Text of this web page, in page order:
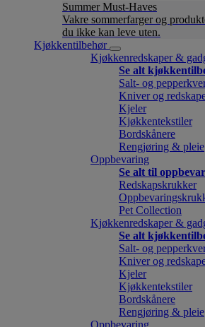
Summer Must-Haves
Vakre sommerfarger og
du ikke kan leve uten.
Kjøkkentilbehør
Kjøkkenredskaper &
Se alt
Salt- og
Kniver og
Kjeler
Kjøkkentekstiler
Bordskånere
Rengjøring & pleie
Oppbevaring
Se alt til
Redskapskrukker
Pet Collection
Kjøkkenredskaper &
Se alt
Salt- og
Kniver og
Kjeler
Kjøkkentekstiler
Bordskånere
Rengjøring & pleie
Oppbevaring